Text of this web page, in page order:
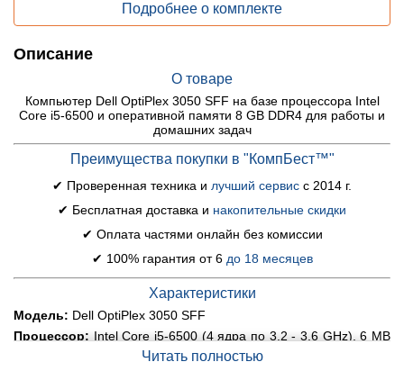
Подробнее о комплекте
Описание
О товаре
Компьютер Dell OptiPlex 3050 SFF на базе процессора Intel
Core i5-6500 и оперативной памяти 8 GB DDR4 для работы и
домашних задач
Преимущества покупки в "КомпБест™"
✔ Проверенная техника и лучший сервис с 2014 г.
✔ Бесплатная доставка и накопительные скидки
✔ Оплата частями онлайн без комиссии
✔ 100% гарантия от 6 до 18 месяцев
Характеристики
Модель: Dell OptiPlex 3050 SFF
Процессор: Intel Core i5-6500 (4 ядра по 3.2 - 3.6 GHz), 6 MB
Читать полностью